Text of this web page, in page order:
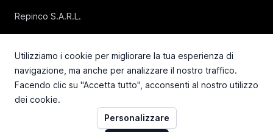
Utilizziamo i cookie per migliorare la tua esperienza di
navigazione, ma anche per analizzare il nostro traffico.
Facendo clic su "Accetta tutto", acconsenti al nostro utilizzo
dei cookie.
Personalizzare
Repinco S.A.R.L.
+33 4 72 36 87 87
contact@repinco.com